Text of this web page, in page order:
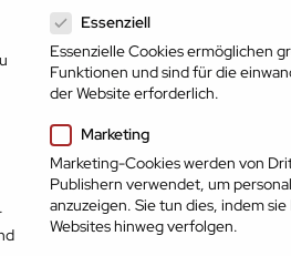
11:00
12:00
14:00
Essenziell
Essenzielle Cookies ermöglichen
Funktionen und sind für die
der Website erforderlich.
Marketing
Marketing-Cookies werden von
Publishern verwendet, um
anzuzeigen. Sie tun dies, indem
Websites hinweg verfolgen.